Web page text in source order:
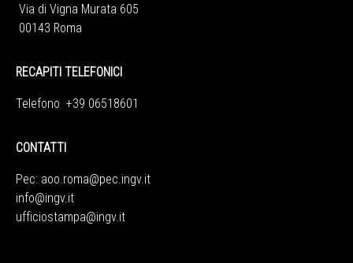
Via di Vigna Murata 605
00143 Roma
RECAPITI TELEFONICI
Telefono +39 06518601
CONTATTI
Pec: aoo.roma@pec.ingv.it
info@ingv.it
ufficiostampa@ingv.it